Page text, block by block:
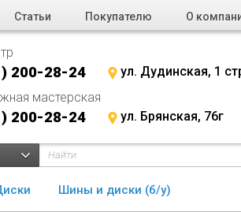
Статьи Покупателю О
200-28-24 ул. Дудинская, 1
мастерская
200-28-24 ул. Брянская, 76г
Шины и диски (б/у)